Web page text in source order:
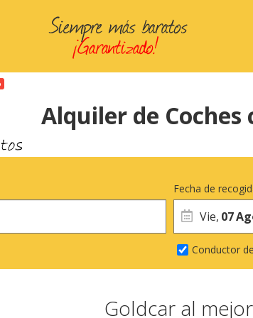
Alquiler de Coches
Fecha de
Vie, 07
Conductor
Goldcar al